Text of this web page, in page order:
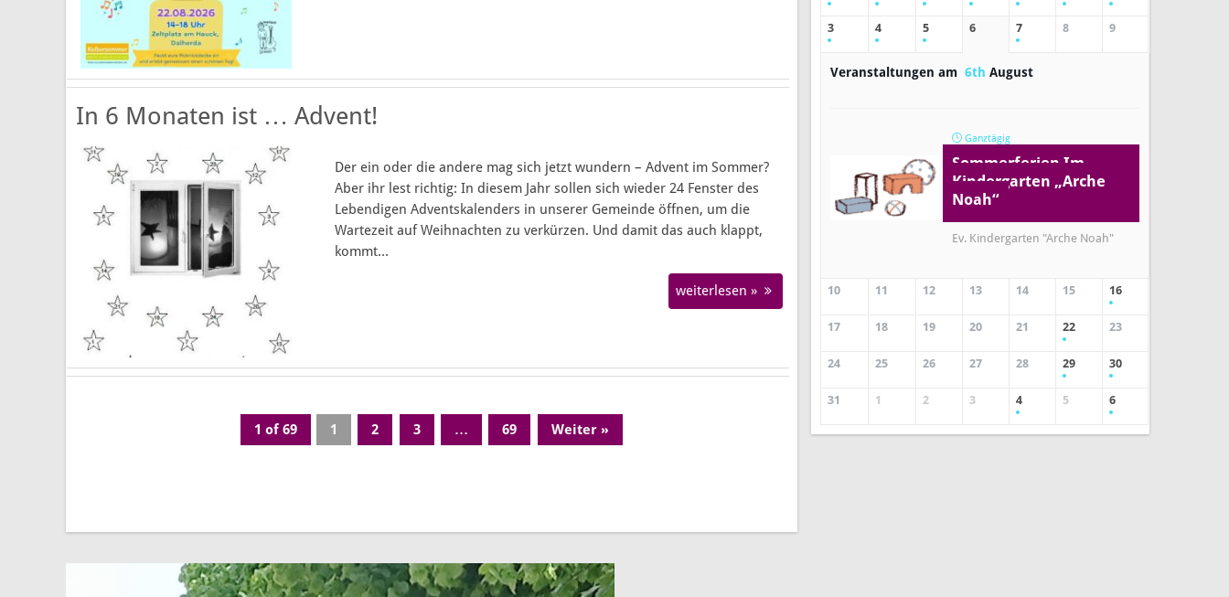
In 6 Monaten ist … Advent!
Der ein oder die andere mag sich jetzt wundern – Advent im Sommer?
Aber ihr lest richtig: In diesem Jahr sollen sich wieder 24 Fenster des
Lebendigen Adventskalenders in unserer Gemeinde öffnen, um die
Wartezeit auf Weihnachten zu verkürzen. Und damit das auch klappt,
kommt...
weiterlesen »
1 of 69 1 2 3 … 69 Weiter »
3 4 5 6 7 8 9
Veranstaltungen am 6th August
Ganztägig
Sommerferien Im
Kindergarten „Arche
Noah“
Ev. Kindergarten "Arche Noah"
10 11 12 13 14 15 16
17 18 19 20 21 22 23
24 25 26 27 28 29 30
31 1 2 3 4 5 6